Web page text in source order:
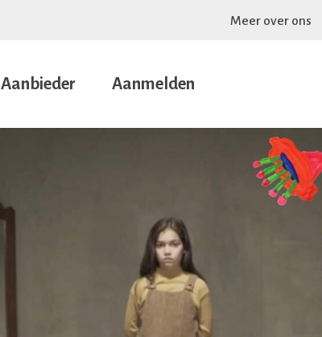
Aanbieder Aanmelden
Meer over ons